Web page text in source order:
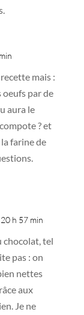
mais :
oeufs par de
aura le
? et
la farine de
h 57 min
chocolat, tel
pas : on
nettes
aux
Je ne